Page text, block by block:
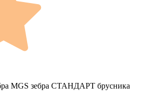
MGS зебра СТАНДАРТ брусника